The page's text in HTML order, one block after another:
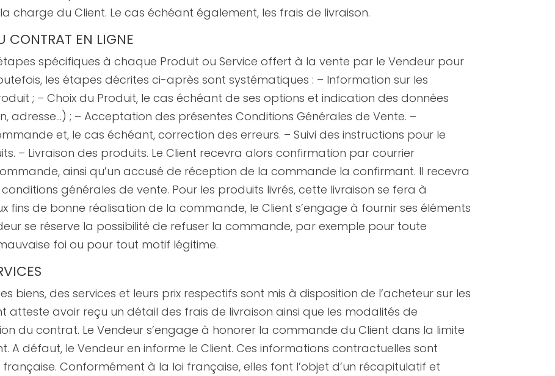
charge du Client. Le cas échéant également, les frais de livraison.
EN LIGNE
spécifiques à chaque Produit ou Service offert à la vente par le Vendeur pour
les étapes décrites ci-après sont systématiques : – Information sur les
; – Choix du Produit, le cas échéant de ses options et indication des données
adresse…) ; – Acceptation des présentes Conditions Générales de Vente. –
et, le cas échéant, correction des erreurs. – Suivi des instructions pour le
– Livraison des produits. Le Client recevra alors confirmation par courrier
ainsi qu’un accusé de réception de la commande la confirmant. Il recevra
générales de vente. Pour les produits livrés, cette livraison se fera à
fins de bonne réalisation de la commande, le Client s’engage à fournir ses éléments
se réserve la possibilité de refuser la commande, par exemple pour toute
foi ou pour tout motif légitime.
biens, des services et leurs prix respectifs sont mis à disposition de l’acheteur sur les
atteste avoir reçu un détail des frais de livraison ainsi que les modalités de
du contrat. Le Vendeur s’engage à honorer la commande du Client dans la limite
A défaut, le Vendeur en informe le Client. Ces informations contractuelles sont
Conformément à la loi française, elles font l’objet d’un récapitulatif et